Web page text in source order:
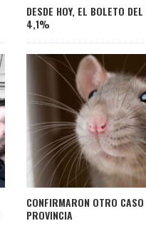
DESDE HOY, EL BOLETO
4,1%
CONFIRMARON OTRO
PROVINCIA